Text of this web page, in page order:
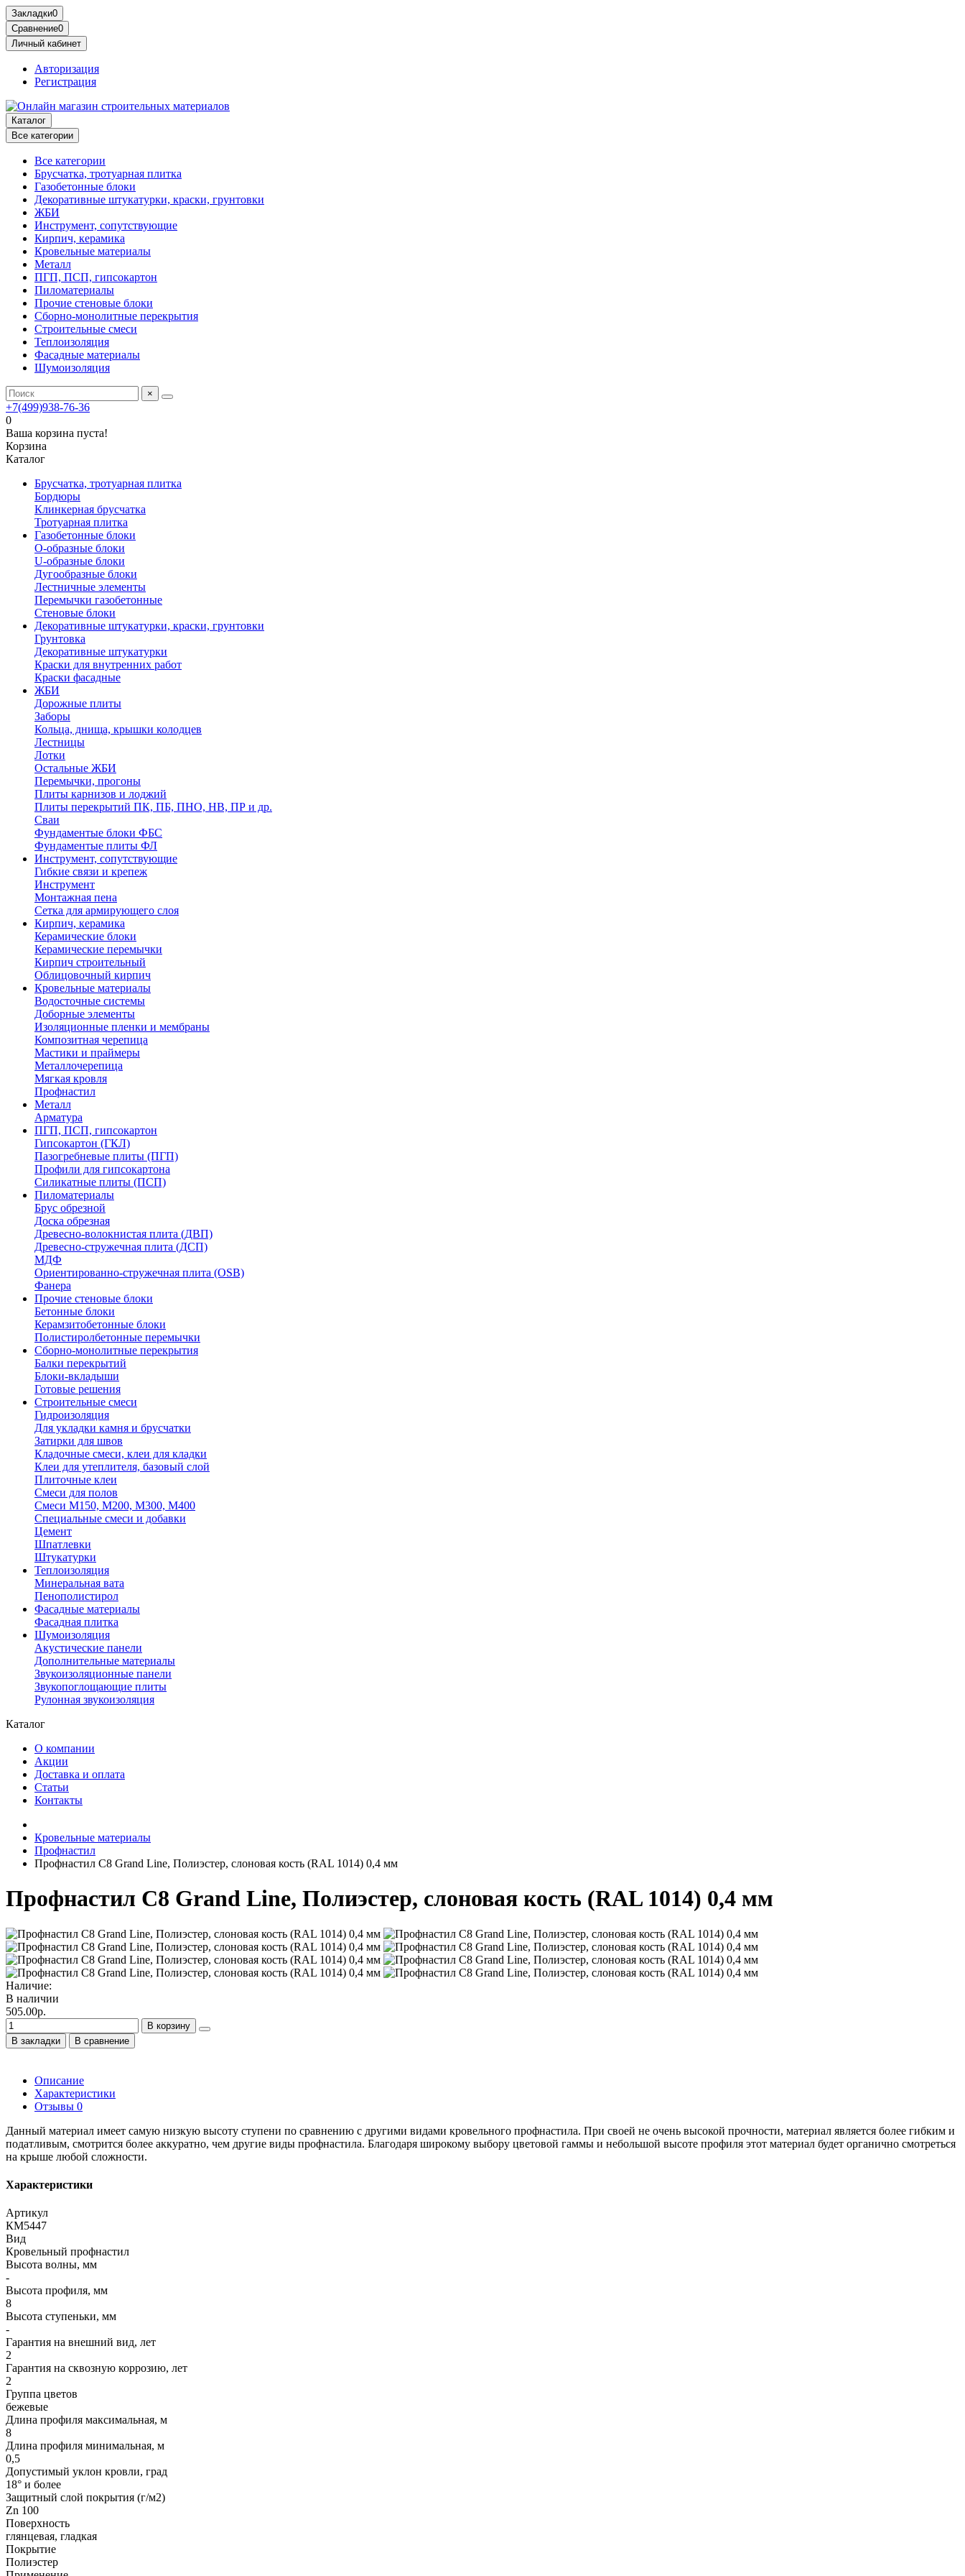
Закладки0
Сравнение0
Личный кабинет
Авторизация
Регистрация
Каталог
Все категории
Все категории
Брусчатка, тротуарная плитка
Газобетонные блоки
Декоративные штукатурки, краски, грунтовки
ЖБИ
Инструмент, сопутствующие
Кирпич, керамика
Кровельные материалы
Металл
ПГП, ПСП, гипсокартон
Пиломатериалы
Прочие стеновые блоки
Сборно-монолитные перекрытия
Строительные смеси
Теплоизоляция
Фасадные материалы
Шумоизоляция
×
+7(499)938-76-36
0
Ваша корзина пуста!
Корзина
Каталог
Брусчатка, тротуарная плитка
Бордюры
Клинкерная брусчатка
Тротуарная плитка
Газобетонные блоки
O-образные блоки
U-образные блоки
Дугообразные блоки
Лестничные элементы
Перемычки газобетонные
Стеновые блоки
Декоративные штукатурки, краски, грунтовки
Грунтовка
Декоративные штукатурки
Краски для внутренних работ
Краски фасадные
ЖБИ
Дорожные плиты
Заборы
Кольца, днища, крышки колодцев
Лестницы
Лотки
Остальные ЖБИ
Перемычки, прогоны
Плиты карнизов и лоджий
Плиты перекрытий ПК, ПБ, ПНО, НВ, ПР и др.
Сваи
Фундаментые блоки ФБС
Фундаментые плиты ФЛ
Инструмент, сопутствующие
Гибкие связи и крепеж
Инструмент
Монтажная пена
Сетка для армирующего слоя
Кирпич, керамика
Керамические блоки
Керамические перемычки
Кирпич строительный
Облицовочный кирпич
Кровельные материалы
Водосточные системы
Доборные элементы
Изоляционные пленки и мембраны
Композитная черепица
Мастики и праймеры
Металлочерепица
Мягкая кровля
Профнастил
Металл
Арматура
ПГП, ПСП, гипсокартон
Гипсокартон (ГКЛ)
Пазогребневые плиты (ПГП)
Профили для гипсокартона
Силикатные плиты (ПСП)
Пиломатериалы
Брус обрезной
Доска обрезная
Древесно-волокнистая плита (ДВП)
Древесно-стружечная плита (ДСП)
МДФ
Ориентированно-стружечная плита (OSB)
Фанера
Прочие стеновые блоки
Бетонные блоки
Керамзитобетонные блоки
Полистиролбетонные перемычки
Сборно-монолитные перекрытия
Балки перекрытий
Блоки-вкладыши
Готовые решения
Строительные смеси
Гидроизоляция
Для укладки камня и брусчатки
Затирки для швов
Кладочные смеси, клеи для кладки
Клеи для утеплителя, базовый слой
Плиточные клеи
Смеси для полов
Смеси М150, М200, М300, М400
Специальные смеси и добавки
Цемент
Шпатлевки
Штукатурки
Теплоизоляция
Минеральная вата
Пенополистирол
Фасадные материалы
Фасадная плитка
Шумоизоляция
Акустические панели
Дополнительные материалы
Звукоизоляционные панели
Звукопоглощающие плиты
Рулонная звукоизоляция
Каталог
О компании
Акции
Доставка и оплата
Статьи
Контакты
Кровельные материалы
Профнастил
Профнастил С8 Grand Line, Полиэстер, слоновая кость (RAL 1014) 0,4 мм
Профнастил С8 Grand Line, Полиэстер, слоновая кость (RAL 1014) 0,4 мм
Наличие:
В наличии
505.00р.
В корзину
В закладки
В сравнение
Описание
Характеристики
Отзывы 0
Данный материал имеет самую низкую высоту ступени по сравнению с другими видами кровельного профнастила. При своей не очень высокой прочности, материал является более гибким и
податливым, смотрится более аккуратно, чем другие виды профнастила. Благодаря широкому выбору цветовой гаммы и небольшой высоте профиля этот материал будет органично смотреться
на крыше любой сложности.
Характеристики
Артикул
КМ5447
Вид
Кровельный профнастил
Высота волны, мм
-
Высота профиля, мм
8
Высота ступеньки, мм
-
Гарантия на внешний вид, лет
2
Гарантия на сквозную коррозию, лет
2
Группа цветов
бежевые
Длина профиля максимальная, м
8
Длина профиля минимальная, м
0,5
Допустимый уклон кровли, град
18° и более
Защитный слой покрытия (г/м2)
Zn 100
Поверхность
глянцевая, гладкая
Покрытие
Полиэстер